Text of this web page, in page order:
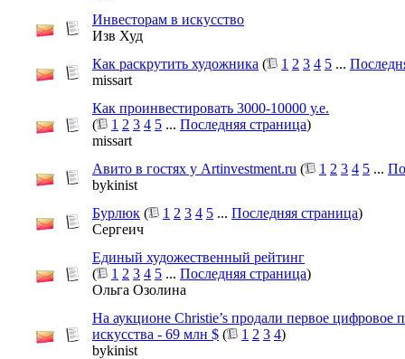
Инвесторам в искусство
Изв Худ
Как раскрутить художника ( 1 2 3 4 5 ...
missart
Как проинвестировать 3000-10000 у.е.
(
1 2 3 4 5 ... Последняя страница)
missart
Авито в гостях у Artinvestment.ru ( 1 2 3 4 5 ...
bykinist
Бурлюк ( 1 2 3 4 5 ... Последняя страница)
Сергеич
Единый художественный рейтинг
(
1 2 3 4 5 ... Последняя страница)
Ольга Озолина
На аукционе Christie’s продали первое цифровое
искусства - 69 млн $ ( 1 2 3 4)
bykinist